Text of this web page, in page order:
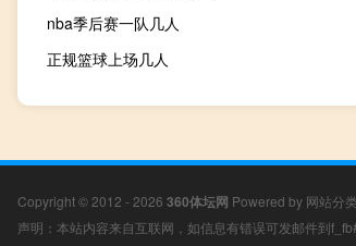
nba季后赛一队几人
正规篮球上场几人
Copyright © 2012 - 2026 360体坛网 Powered by 网站分
声明：本站内容来自互联网，如信息有错误可发邮件到